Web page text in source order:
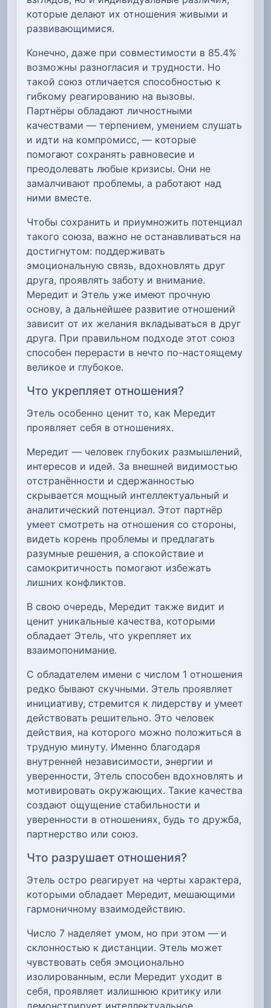
которые делают их отношения живыми и
развивающимися.
Конечно, даже при совместимости в 85.4%
возможны разногласия и трудности. Но
такой союз отличается способностью к
гибкому реагированию на вызовы.
Партнёры обладают личностными
качествами — терпением, умением слушать
и идти на компромисс, — которые
помогают сохранять равновесие и
преодолевать любые кризисы. Они не
замалчивают проблемы, а работают над
ними вместе.
Чтобы сохранить и приумножить потенциал
такого союза, важно не останавливаться на
достигнутом: поддерживать
эмоциональную связь, вдохновлять друг
друга, проявлять заботу и внимание.
Мередит и Этель уже имеют прочную
основу, а дальнейшее развитие отношений
зависит от их желания вкладываться в друг
друга. При правильном подходе этот союз
способен перерасти в нечто по-настоящему
великое и глубокое.
Что укрепляет отношения?
Этель особенно ценит то, как Мередит
проявляет себя в отношениях.
Мередит — человек глубоких размышлений,
интересов и идей. За внешней видимостью
отстранённости и сдержанностью
скрывается мощный интеллектуальный и
аналитический потенциал. Этот партнёр
умеет смотреть на отношения со стороны,
видеть корень проблемы и предлагать
разумные решения, а спокойствие и
самокритичность помогают избежать
лишних конфликтов.
В свою очередь, Мередит также видит и
ценит уникальные качества, которыми
обладает Этель, что укрепляет их
взаимопонимание.
С обладателем имени с числом 1 отношения
редко бывают скучными. Этель проявляет
инициативу, стремится к лидерству и умеет
действовать решительно. Это человек
действия, на которого можно положиться в
трудную минуту. Именно благодаря
внутренней независимости, энергии и
уверенности, Этель способен вдохновлять и
мотивировать окружающих. Такие качества
создают ощущение стабильности и
уверенности в отношениях, будь то дружба,
партнерство или союз.
Что разрушает отношения?
Этель остро реагирует на черты характера,
которыми обладает Мередит, мешающими
гармоничному взаимодействию.
Число 7 наделяет умом, но при этом — и
склонностью к дистанции. Этель может
чувствовать себя эмоционально
изолированным, если Мередит уходит в
себя, проявляет излишнюю критику или
демонстрирует интеллектуальное